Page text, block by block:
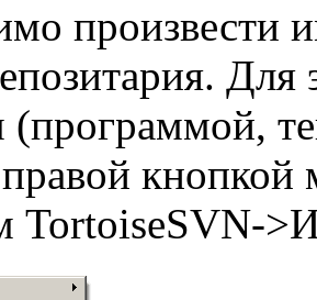
произвести
Для
(программой,
TortoiseSVN-